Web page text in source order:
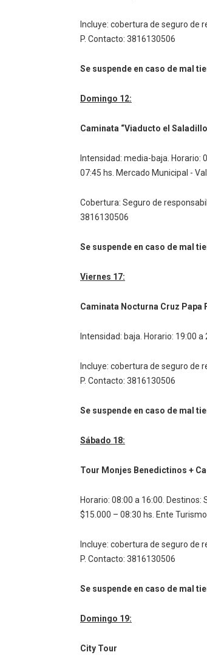
Incluye: cobertura de seguro de
P. Contacto: 3816130506
Se suspende en caso de mal
Domingo 12:
Caminata “Viaducto el
Intensidad: media-baja. Horario:
07:45 hs. Mercado Municipal -
Cobertura: Seguro de
3816130506
Se suspende en caso de mal
Viernes 17:
Caminata Nocturna Cruz Papa
Intensidad: baja. Horario: 19:00 a
Incluye: cobertura de seguro de
P. Contacto: 3816130506
Se suspende en caso de mal
Sábado 18:
Tour Monjes Benedictinos +
Horario: 08:00 a 16:00. Destinos:
$15.000 – 08:30 hs. Ente
Incluye: cobertura de seguro de
P. Contacto: 3816130506
Se suspende en caso de mal
Domingo 19:
City Tour